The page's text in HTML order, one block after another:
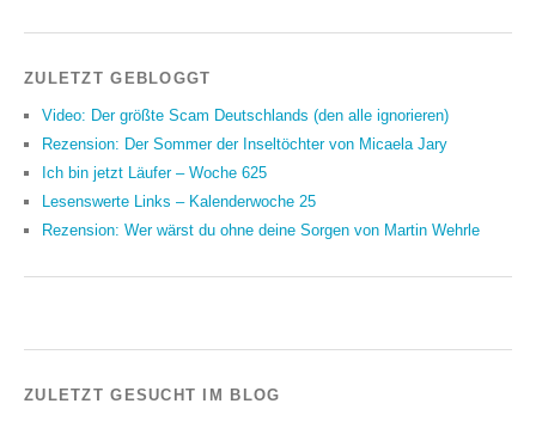
ZULETZT GEBLOGGT
Video: Der größte Scam Deutschlands (den alle ignorieren)
Rezension: Der Sommer der Inseltöchter von Micaela Jary
Ich bin jetzt Läufer – Woche 625
Lesenswerte Links – Kalenderwoche 25
Rezension: Wer wärst du ohne deine Sorgen von Martin Wehrle
ZULETZT GESUCHT IM BLOG